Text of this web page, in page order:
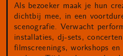
Als bezoeker maak je hun
dichtbij mee, in een
scenografie. Verwacht
installaties, dj-sets,
filmscreenings, workshops